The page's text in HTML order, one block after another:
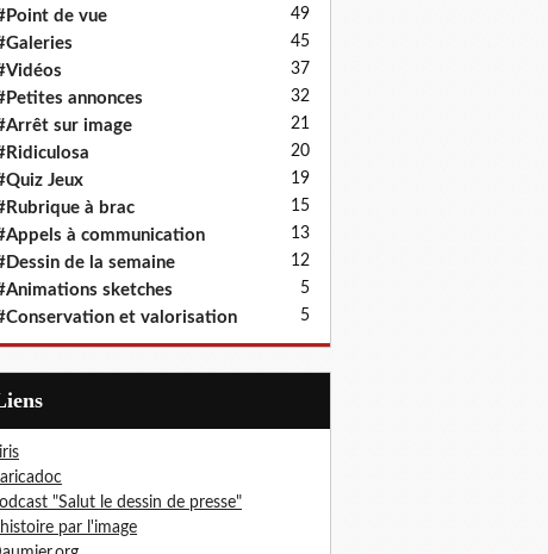
de vue 49
45
37
annonces 32
sur image 21
20
Jeux 19
à brac 15
à communication 13
de la semaine 12
sketches 5
et valorisation 5
Liens
"Salut le dessin de presse"
par l'image